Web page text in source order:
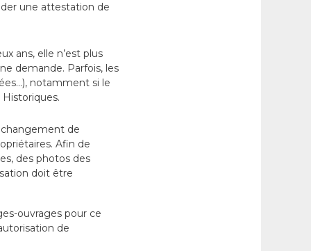
une attestation de
ans, elle n’est plus
demande. Parfois, les
notamment si le
changement de
Afin de
des photos des
doit être
ouvrages pour ce
de